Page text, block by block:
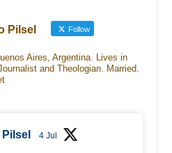
Pilsel Follow
Aires, Argentina. Lives in
and Theologian. Married.
4 Jul